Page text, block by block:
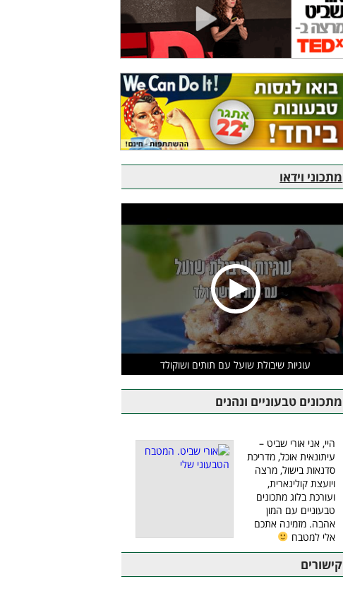
מתכוני וידאו
עוגיות שיבולת שועל עם תותים ושוקולד
מתכונים טבעוניים ונהנים
היי, אני אורי שביט –
עיתונאית אוכל, מדריכת
סדנאות בישול, מרצה
ויועצת קולינארית,
ועורכת בלוג מתכונים
טבעוניים עם המון
אהבה. מזמינה אתכם
אלי למטבח
קישורים